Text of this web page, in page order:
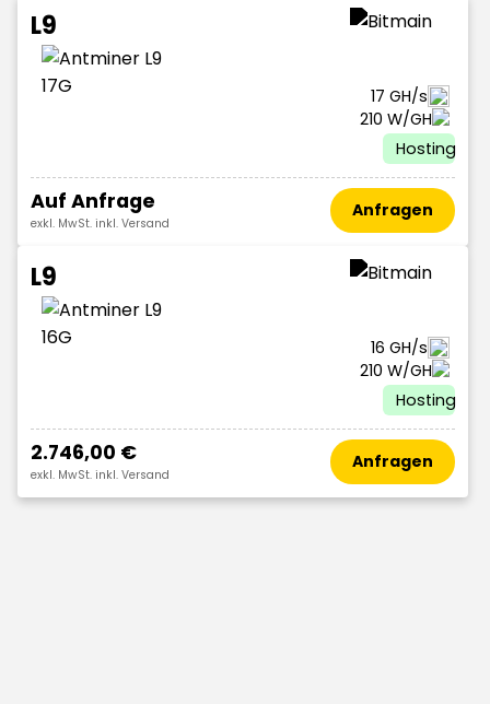
L9
17 GH/s
210 W/GH
Hosting
Auf Anfrage
exkl. MwSt. inkl. Versand
Anfragen
L9
16 GH/s
210 W/GH
Hosting
2.746,00 €
exkl. MwSt. inkl. Versand
Anfragen